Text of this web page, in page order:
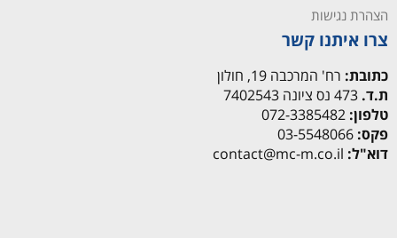
הצהרת נגישות
צרו איתנו קשר
כתובת: רח' המרכבה 19, חולון
ת.ד.
טלפון:
פקס:
דוא"ל: